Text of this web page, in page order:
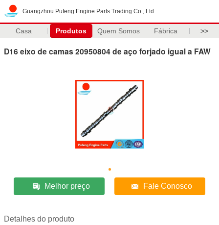
Guangzhou Pufeng Engine Parts Trading Co., Ltd
Casa Produtos Quem Somos Fábrica >>
D16 eixo de camas 20950804 de aço forjado igual a FAW
Melhor preço Fale Conosco
Detalhes do produto